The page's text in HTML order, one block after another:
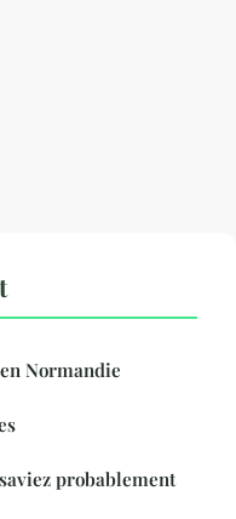
Normandie
probablement